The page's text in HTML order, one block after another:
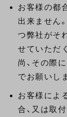
お客様の都
出来ません
つ弊社がそ
せていただ
尚、その際
でお願いし
お客様によ
合、又は取